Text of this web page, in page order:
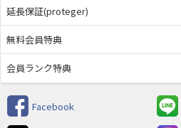
延長保証(proteger)
無料会員特典
会員ランク特典
Facebook